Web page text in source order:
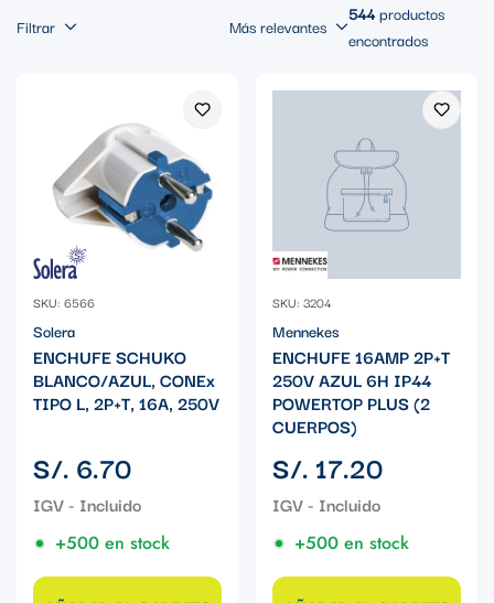
Filtrar Más relevantes
544productos
encontrados
SKU: 6566
Solera
ENCHUFE SCHUKO
BLANCO/AZUL, CONEx
TIPO L, 2P+T, 16A, 250V
Precio
regular
S/. 6.70
+500 en stock
SKU: 3204
Mennekes
ENCHUFE 16AMP 2P+T
250V AZUL 6H IP44
POWERTOP PLUS (2
CUERPOS)
Precio
regular
S/. 17.20
+500 en stock